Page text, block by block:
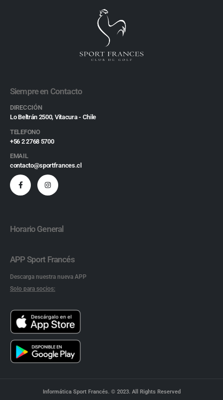
Siempre en Contacto
DIRECCIÓN
Lo Beltrán 2500, Vitacura - Chile
TELEFONO
+56 2 2768 5700
EMAIL
contacto@sportfrances.cl
Horario General
APP Sport Francés
Descarga nuestra nueva APP
Solo para socios:
Informática Sport Francés. © 2023. All Rights Reserved